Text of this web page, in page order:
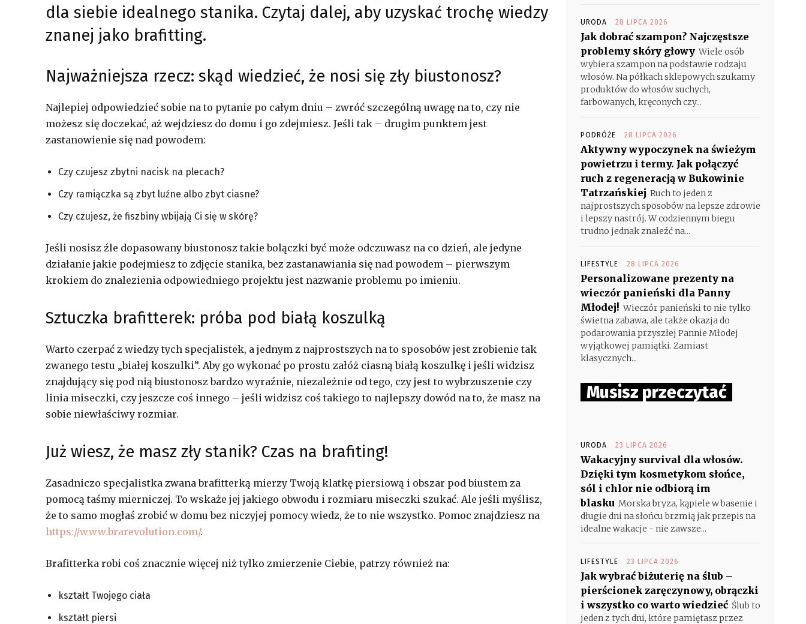
dla siebie idealnego stanika. Czytaj dalej, aby uzyskać trochę wiedzy
znanej jako brafitting.
Najważniejsza rzecz: skąd wiedzieć, że nosi się zły biustonosz?
Najlepiej odpowiedzieć sobie na to pytanie po całym dniu – zwróć szczególną uwagę na to, czy nie
możesz się doczekać, aż wejdziesz do domu i go zdejmiesz. Jeśli tak – drugim punktem jest
zastanowienie się nad powodem:
Czy czujesz zbytni nacisk na plecach?
Czy ramiączka są zbyt luźne albo zbyt ciasne?
Czy czujesz, że fiszbiny wbijają Ci się w skórę?
Jeśli nosisz źle dopasowany biustonosz takie bolączki być może odczuwasz na co dzień, ale jedyne
działanie jakie podejmiesz to zdjęcie stanika, bez zastanawiania się nad powodem – pierwszym
krokiem do znalezienia odpowiedniego projektu jest nazwanie problemu po imieniu.
Sztuczka brafitterek: próba pod białą koszulką
Warto czerpać z wiedzy tych specjalistek, a jednym z najprostszych na to sposobów jest zrobienie tak
zwanego testu „białej koszulki”. Aby go wykonać po prostu załóż ciasną białą koszulkę i jeśli widzisz
znajdujący się pod nią biustonosz bardzo wyraźnie, niezależnie od tego, czy jest to wybrzuszenie czy
linia miseczki, czy jeszcze coś innego – jeśli widzisz coś takiego to najlepszy dowód na to, że masz na
sobie niewłaściwy rozmiar.
Już wiesz, że masz zły stanik? Czas na brafiting!
Zasadniczo specjalistka zwana brafitterką mierzy Twoją klatkę piersiową i obszar pod biustem za
pomocą taśmy mierniczej. To wskaże jej jakiego obwodu i rozmiaru miseczki szukać. Ale jeśli myślisz,
że to samo mogłaś zrobić w domu bez niczyjej pomocy wiedz, że to nie wszystko. Pomoc znajdziesz na
https://www.brarevolution.com/.
Brafitterka robi coś znacznie więcej niż tylko zmierzenie Ciebie, patrzy również na:
kształt Twojego ciała
kształt piersi
URODA 28 LIPCA 2026
Jak dobrać szampon? Najczęstsze
problemy skóry głowy Wiele osób
wybiera szampon na podstawie rodzaju
włosów. Na półkach sklepowych szukamy
produktów do włosów suchych,
farbowanych, kręconych czy...
PODRÓŻE 28 LIPCA 2026
Aktywny wypoczynek na świeżym
powietrzu i termy. Jak połączyć
ruch z regeneracją w Bukowinie
Tatrzańskiej Ruch to jeden z
najprostszych sposobów na lepsze zdrowie
i lepszy nastrój. W codziennym biegu
trudno jednak znaleźć na...
LIFESTYLE 28 LIPCA 2026
Personalizowane prezenty na
wieczór panieński dla Panny
Młodej! Wieczór panieński to nie tylko
świetna zabawa, ale także okazja do
podarowania przyszłej Pannie Młodej
wyjątkowej pamiątki. Zamiast
klasycznych...
Musisz przeczytać
URODA 23 LIPCA 2026
Wakacyjny survival dla włosów.
Dzięki tym kosmetykom słońce,
sól i chlor nie odbiorą im
blasku Morska bryza, kąpiele w basenie i
długie dni na słońcu brzmią jak przepis na
idealne wakacje - nie zawsze...
LIFESTYLE 23 LIPCA 2026
Jak wybrać biżuterię na ślub –
pierścionek zaręczynowy, obrączki
i wszystko co warto wiedzieć Ślub to
jeden z tych dni, które pamiętasz przez